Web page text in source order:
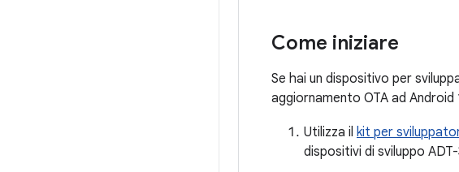
Come iniziare
Se hai un dispositivo per
aggiornamento OTA ad
Utilizza il kit per
dispositivi di sviluppo